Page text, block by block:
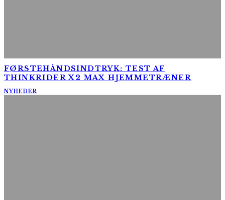
FØRSTEHÅNDSINDTRYK: TEST AF
THINKRIDER X2 MAX HJEMMETRÆNER
NYHEDER